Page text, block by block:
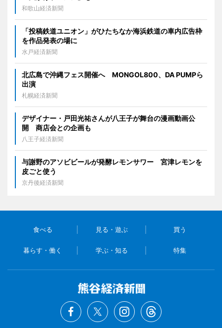
和歌山経済新聞
「投稿鉄道ユニオン」がひたちなか海浜鉄道の車内広告枠
を作品発表の場に
水戸経済新聞
北広島で沖縄フェス開催へ MONGOL800、DA PUMPら
出演
札幌経済新聞
デザイナー・戸田光祐さんが八王子が舞台の漫画動画公
開 商店会との企画も
八王子経済新聞
与謝野のアソビビールが発酵レモンサワー 宮津レモンを
皮ごと使う
京丹後経済新聞
食べる 見る・遊ぶ 買う
暮らす・働く 学ぶ・知る 特集